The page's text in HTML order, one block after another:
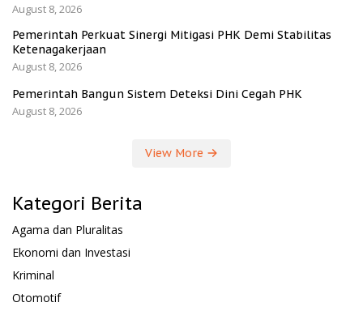
August 8, 2026
Pemerintah Perkuat Sinergi Mitigasi PHK Demi Stabilitas
Ketenagakerjaan
August 8, 2026
Pemerintah Bangun Sistem Deteksi Dini Cegah PHK
August 8, 2026
View More
Kategori Berita
Agama dan Pluralitas
Ekonomi dan Investasi
Kriminal
Otomotif